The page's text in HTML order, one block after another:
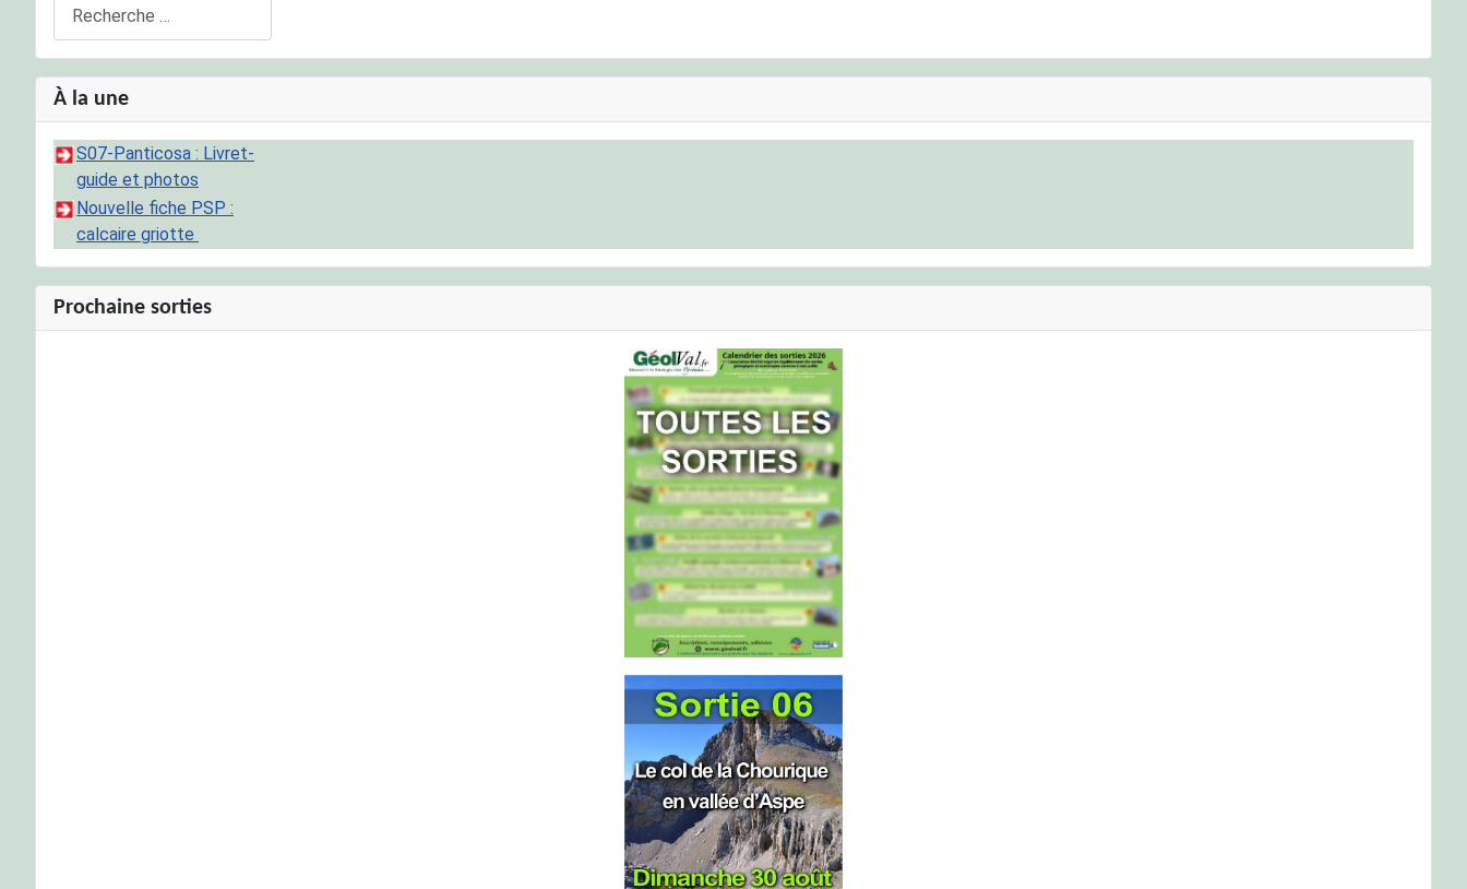
À la une
S07-Panticosa : Livret-
guide et photos
Nouvelle fiche PSP :
calcaire griotte
Prochaine sorties